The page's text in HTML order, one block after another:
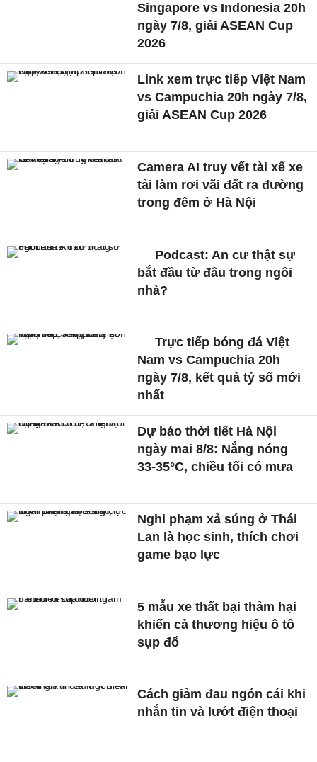
Singapore vs Indonesia 20h
ngày 7/8, giải ASEAN Cup
2026
Link xem trực tiếp Việt Nam
vs Campuchia 20h ngày 7/8,
giải ASEAN Cup 2026
Camera AI truy vết tài xế xe
tải làm rơi vãi đất ra đường
trong đêm ở Hà Nội
Podcast: An cư thật sự
bắt đầu từ đâu trong ngôi
nhà?
Trực tiếp bóng đá Việt
Nam vs Campuchia 20h
ngày 7/8, kết quả tỷ số mới
nhất
Dự báo thời tiết Hà Nội
ngày mai 8/8: Nắng nóng
33-35°C, chiều tối có mưa
Nghi phạm xả súng ở Thái
Lan là học sinh, thích chơi
game bạo lực
5 mẫu xe thất bại thảm hại
khiến cả thương hiệu ô tô
sụp đổ
Cách giảm đau ngón cái khi
nhắn tin và lướt điện thoại